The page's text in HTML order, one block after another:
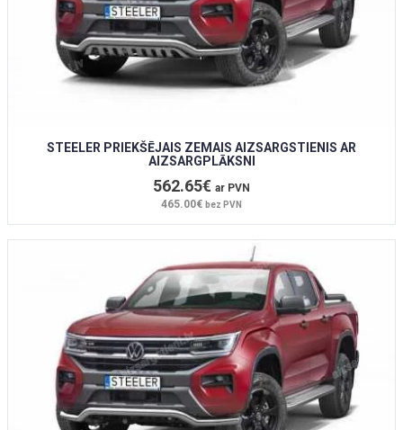
STEELER PRIEKŠĒJAIS ZEMAIS AIZSARGSTIENIS AR
AIZSARGPLĀKSNI
562.65€ ar PVN
465.00€ bez PVN